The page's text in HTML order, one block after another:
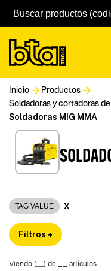
Inicio
Productos
Soldadoras y cortadoras
Soldadoras MIG MMA
TAG VALUE X
Filtros +
Viendo ( ) de artículos